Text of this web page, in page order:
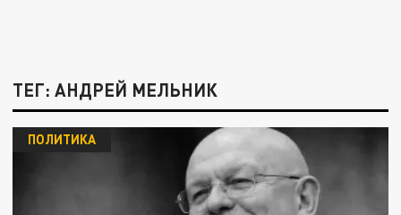
ТЕГ: АНДРЕЙ МЕЛЬНИК
ПОЛИТИКА